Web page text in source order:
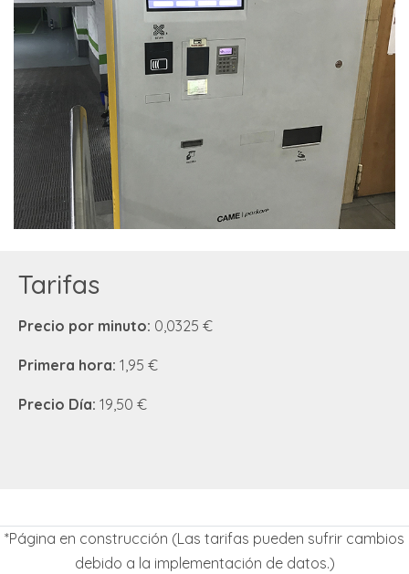
Tarifas
Precio por minuto: 0,0325 €
Primera hora: 1,95 €
Precio Día: 19,50 €
*Página en construcción (Las tarifas pueden sufrir cambios
debido a la implementación de datos.)